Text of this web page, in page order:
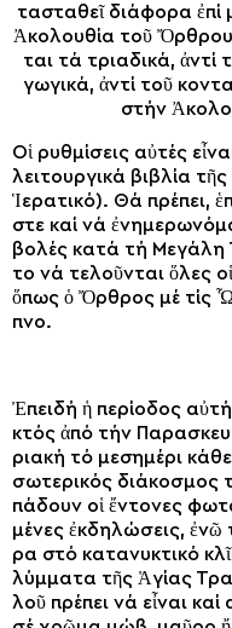
τα­στα­θεῖ δι­ά­φο­ρα ἐ­πί
Ἀκολουθί­α τοῦ
ται τά τρι­α­δι­κά,
γω­γι­κά, ἀν­τί τοῦ
στήν
Οἱ ρυθ­μί­σεις αὐ­τές
λει­τουρ­γι­κά βι­βλί­α
Ἱ­ε­ρα­τι­κό). Θά πρέ­πει,
στε καί νά
βο­λές κα­τά τή Με­γά­λη
το νά τε­λοῦν­ται ὅ­λες
ὅπως ὁ Ὄρ­θρος μέ τίς
πνο.
Ἐ­πει­δή ἡ πε­ρί­ο­δος
κτός ἀ­πό τήν
ρια­κή τό με­ση­μέ­ρι
σω­τε­ρι­κός δι­ά­κο­σμος
πά­δουν οἱ ἔν­το­νες
μέ­νες ἐκ­δη­λώ­σεις,
ρα στό κα­τα­νυ­κτι­κό
λύμ­μα­τα τῆς Ἁγίας
λοῦ πρέ­πει νά εἶ­ναι